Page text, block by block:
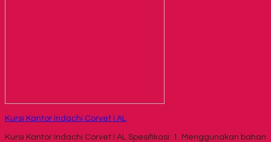
Kursi Kantor Indachi Corvet I AL
Kursi Kantor Indachi Corvet I AL Spesifikasi: 1. Menggunakan bahan